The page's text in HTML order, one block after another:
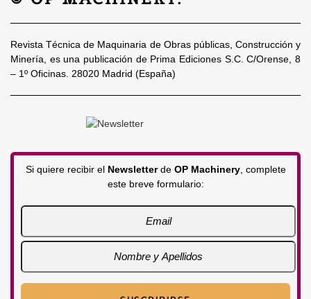
Revista Técnica de Maquinaria de Obras públicas, Construcción y
Minería, es una publicación de Prima Ediciones S.C. C/Orense, 8
– 1º Oficinas. 28020 Madrid (España)
Si quiere recibir el Newsletterde OP Machinery, complete
este breve formulario: